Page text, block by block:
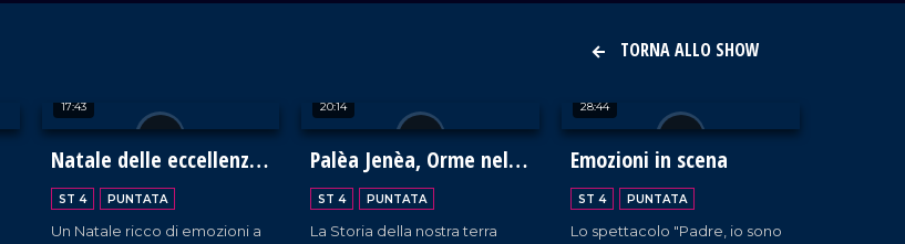
TORNA ALLO SHOW
17:43
Natale delle eccellenze
calabresi a Belvedere
Marittimo
ST 4 PUNTATA
Un Natale ricco di emozioni a
20:14
Palèa Jenèa, Orme nella
Storia della Calabria
Greca
ST 4 PUNTATA
La Storia della nostra terra
28:44
Emozioni in scena
ST 4 PUNTATA
Lo spettacolo "Padre, io sono